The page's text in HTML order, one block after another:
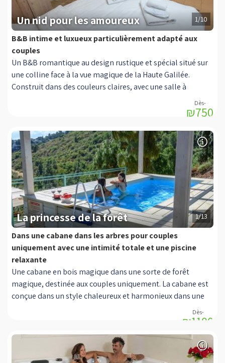
1/10
Un nid pour les amoureux
B&B intime et luxueux particulièrement adapté aux
couples
Un B&B romantique au design rustique et spécial situé sur
une colline face à la vue magique de la Haute Galilée.
Construit dans des couleurs claires, avec une salle à
manger devant une fenêtre avec vue, une cheminée, un
jacuzzi rond, un lit de couchage, une cuisine équipée et une
une table basse romantique et une balançoire devant la
vue.
₪750
1/13
La princesse de la forêt
Dans une cabane dans les arbres pour couples
uniquement avec une intimité totale et une piscine
relaxante
Une cabane en bois magique dans une sorte de forêt
magique, destinée aux couples uniquement. La cabane est
conçue dans un style chaleureux et harmonieux dans une
trouverez un lit double, à côté un jacuzzi intérieur spécial et
transparent, une cheminée à bois romantique, un salon
avec un canapé et une télévision moderne connectée aux
câbles YES, un espace maquillage, une cuisine équipée pour
₪1100